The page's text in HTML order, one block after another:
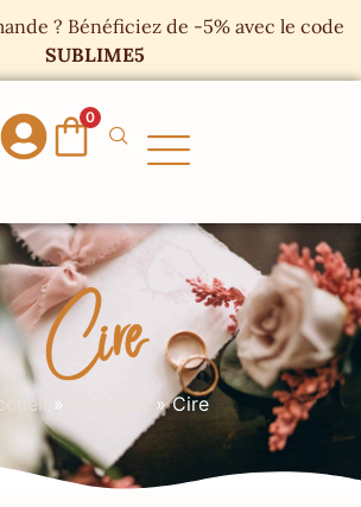
? Bénéficiez de -5% avec le code
SUBLIME5
0
Cire
» »Cire
des cookies